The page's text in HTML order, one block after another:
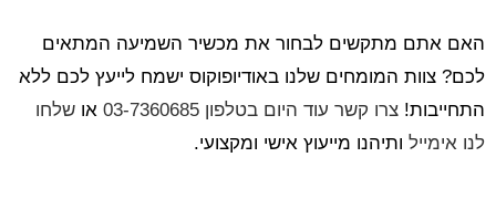
האם אתם מתקשים לבחור את מכשיר השמיעה המתאים
לכם? צוות המומחים שלנו באודיופוקוס ישמח לייעץ לכם ללא
התחייבות! צרו קשר עוד היום בטלפון 03-7360685 או שלחו
לנו אימייל ותיהנו מייעוץ אישי ומקצועי.